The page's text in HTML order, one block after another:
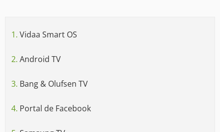
1. Vidaa Smart OS
2. Android TV
3. Bang & Olufsen TV
4. Portal de Facebook